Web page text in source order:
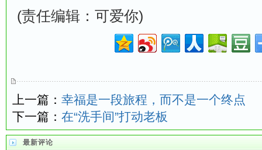
(责任编辑：可爱你)
上一篇： 幸福是一段旅程，而不是一个终点
下一篇： 在“洗手间”打动老板
最新评论